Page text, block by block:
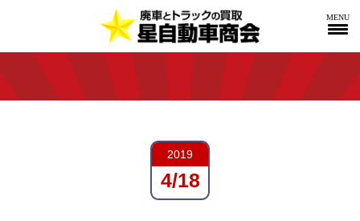
MENU
2019
4/18